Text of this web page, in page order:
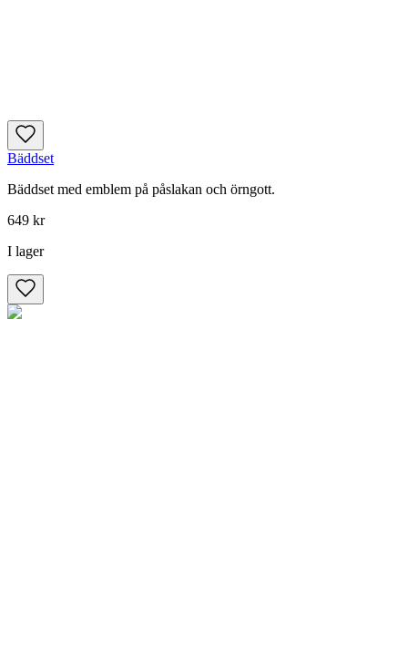
Bäddset
Bäddset med emblem på påslakan och örngott.
649 kr
I lager